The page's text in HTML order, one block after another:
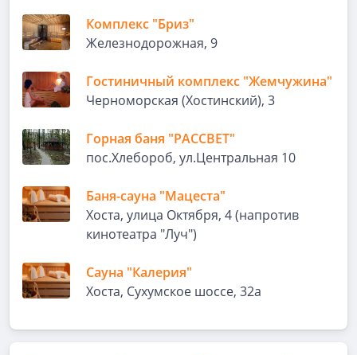
Комплекс "Бриз"
Железнодорожная, 9
Гостиничный комплекс "Жемчужина"
Черноморская (Хостинский), 3
Горная баня "РАССВЕТ"
пос.Хлебороб, ул.Центральная 10
Баня-сауна "Мацеста"
Хоста, улица Октября, 4 (напротив
кинотеатра "Луч")
Сауна "Калерия"
Хоста, Сухумское шоссе, 32а